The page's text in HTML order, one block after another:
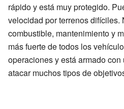
rápido y está muy protegido.
velocidad por terrenos difíciles.
combustible, mantenimiento y
más fuerte de todos los
operaciones y está armado
atacar muchos tipos de